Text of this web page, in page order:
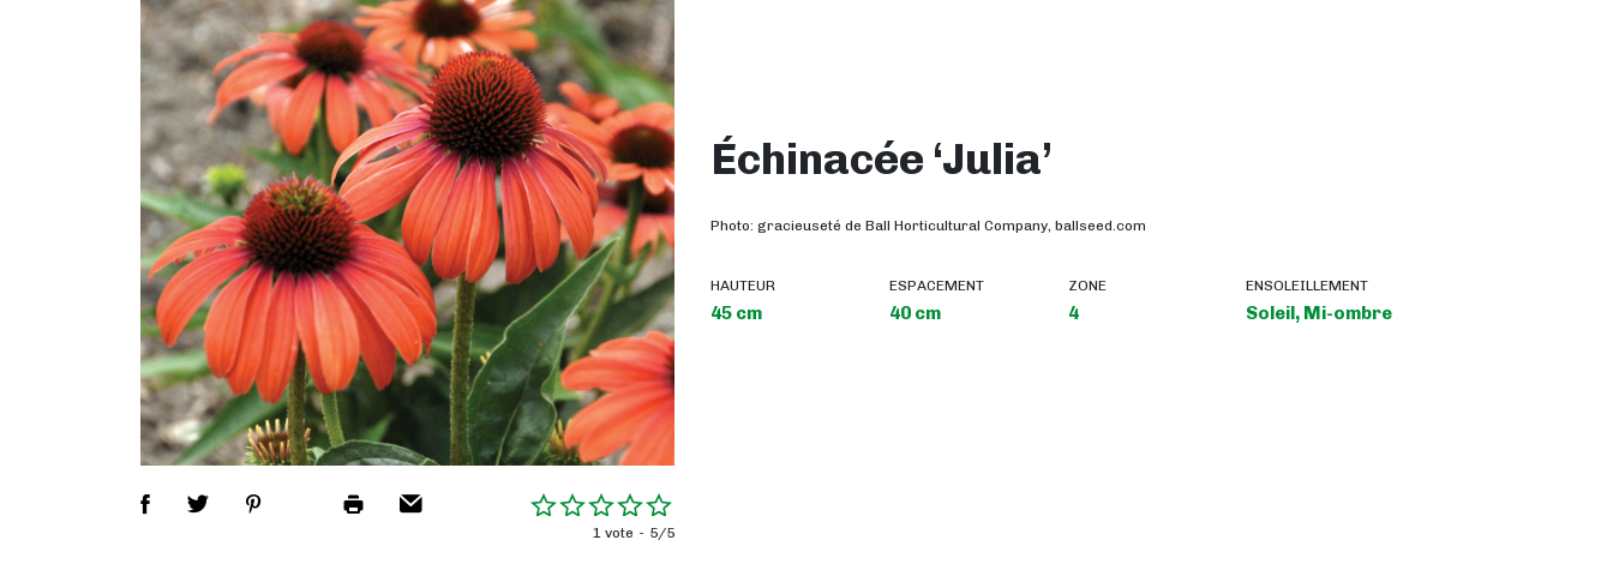
1 vote 5/5
Échinacée ‘Julia’
Photo: gracieuseté de Ball Horticultural Company, ballseed.com
HAUTEUR
45 cm
ESPACEMENT
40 cm
ZONE
4
ENSOLEILLEMENT
Soleil, Mi-ombre